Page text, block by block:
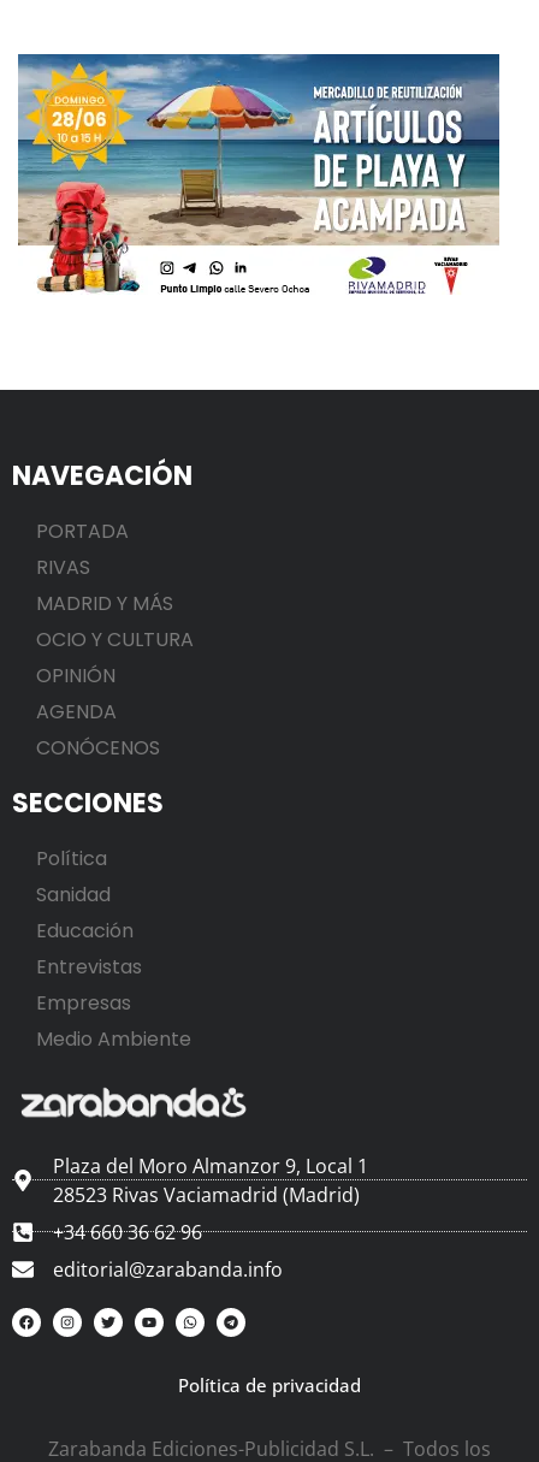
NAVEGACIÓN
PORTADA
RIVAS
MADRID Y MÁS
OCIO Y CULTURA
OPINIÓN
AGENDA
CONÓCENOS
SECCIONES
Política
Sanidad
Educación
Entrevistas
Empresas
Medio Ambiente
Plaza del Moro Almanzor 9, Local 1
28523 Rivas Vaciamadrid (Madrid)
+34 660 36 62 96
editorial@zarabanda.info
Política de privacidad
Zarabanda Ediciones-Publicidad S.L. – Todos los